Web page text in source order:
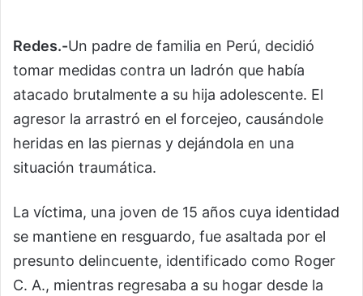
Redes.-Un padre de familia en Perú, decidió
tomar medidas contra un ladrón que había
atacado brutalmente a su hija adolescente. El
agresor la arrastró en el forcejeo, causándole
heridas en las piernas y dejándola en una
situación traumática.
La víctima, una joven de 15 años cuya identidad
se mantiene en resguardo, fue asaltada por el
presunto delincuente, identificado como Roger
C. A., mientras regresaba a su hogar desde la